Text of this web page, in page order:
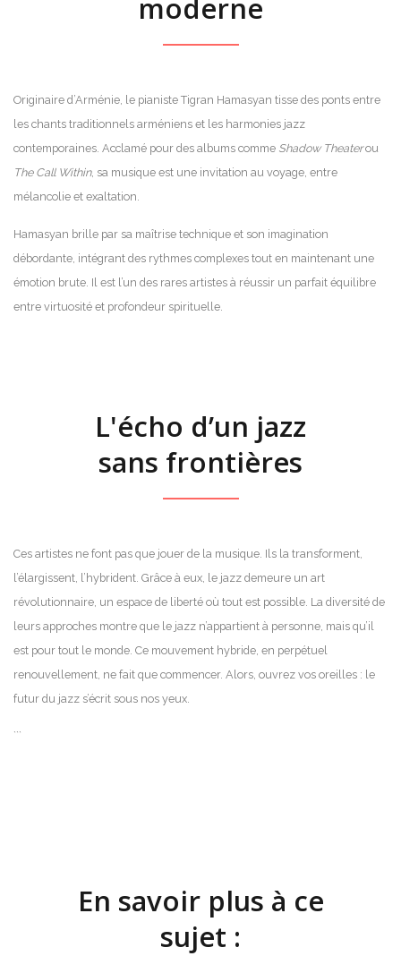
moderne
Originaire d’Arménie, le pianiste Tigran Hamasyan tisse des ponts entre
les chants traditionnels arméniens et les harmonies jazz
contemporaines. Acclamé pour des albums comme Shadow Theaterou
The Call Within, sa musique est une invitation au voyage, entre
mélancolie et exaltation.
Hamasyan brille par sa maîtrise technique et son imagination
débordante, intégrant des rythmes complexes tout en maintenant une
émotion brute. Il est l’un des rares artistes à réussir un parfait équilibre
entre virtuosité et profondeur spirituelle.
L'écho d’un jazz
sans frontières
Ces artistes ne font pas que jouer de la musique. Ils la transforment,
l’élargissent, l’hybrident. Grâce à eux, le jazz demeure un art
révolutionnaire, un espace de liberté où tout est possible. La diversité de
leurs approches montre que le jazz n’appartient à personne, mais qu’il
est pour tout le monde. Ce mouvement hybride, en perpétuel
renouvellement, ne fait que commencer. Alors, ouvrez vos oreilles : le
futur du jazz s’écrit sous nos yeux.
```
En savoir plus à ce
sujet :